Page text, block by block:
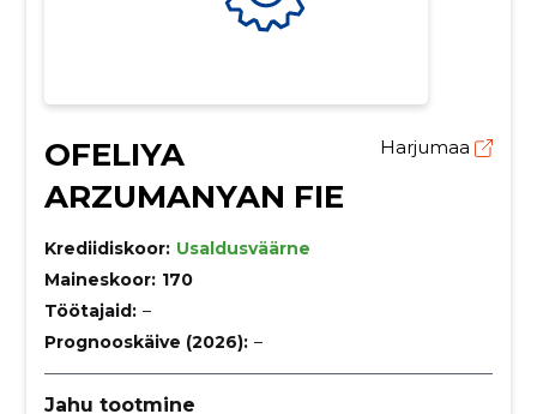
OFELIYA
ARZUMANYAN FIE
Harjumaa
Krediidiskoor: Usaldusväärne
Maineskoor: 170
Töötajaid: –
Prognooskäive (2026): –
Jahu tootmine